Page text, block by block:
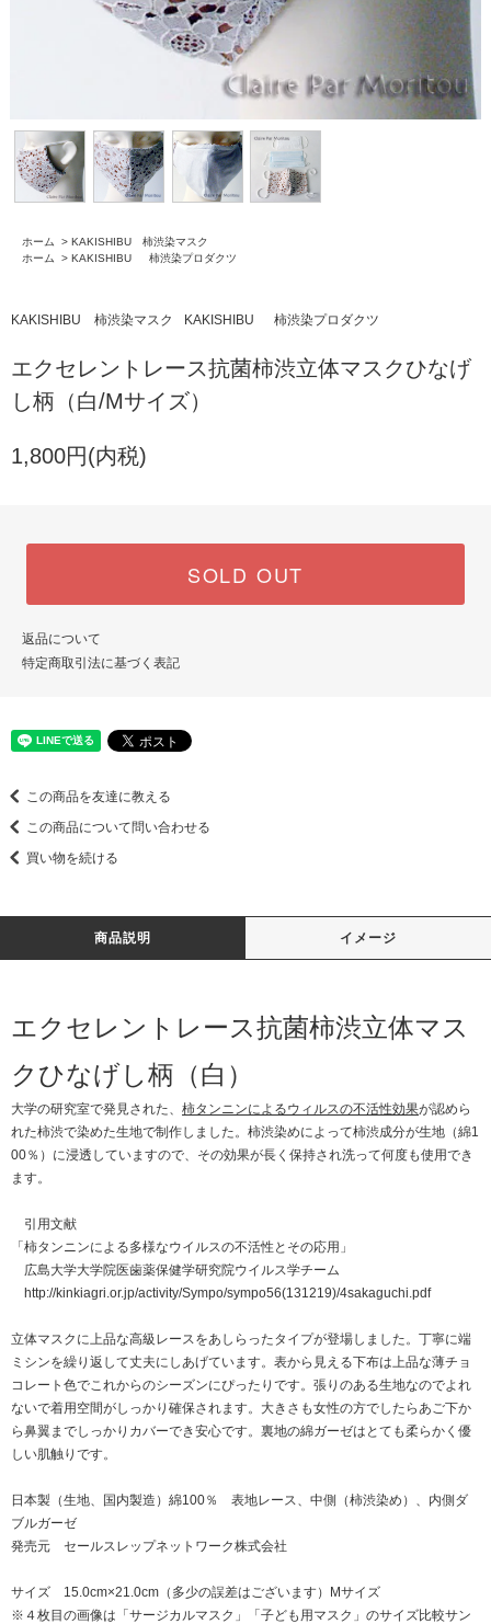
ホーム > KAKISHIBU 柿渋染マスク
ホーム
> KAKISHIBU 柿渋染プロダクツ
KAKISHIBU 柿渋染マスク KAKISHIBU 柿渋染プロダクツ
エクセレントレース抗菌柿渋立体マスクひなげ
し柄（白/Mサイズ）
1,800円(内税)
SOLD OUT
返品について
特定商取引法に基づく表記
この商品を友達に教える
この商品について問い合わせる
買い物を続ける
商品説明 イメージ
エクセレントレース抗菌柿渋立体マス
クひなげし柄（白）
大学の研究室で発見された、 柿タンニンによるウィルスの不活性効果が認めら
れた柿渋で染めた生地で制作しました。柿渋染めによって柿渋成分が生地（綿1
00％）に浸透していますので、その効果が長く保持され洗って何度も使用でき
ます。
引用文献
「柿タンニンによる多様なウイルスの不活性とその応用」
広島大学大学院医歯薬保健学研究院ウイルス学チーム
http://kinkiagri.or.jp/activity/Sympo/sympo56(131219)/4sakaguchi.pdf
立体マスクに上品な高級レースをあしらったタイプが登場しました。丁寧に端
ミシンを繰り返して丈夫にしあげています。表から見える下布は上品な薄チョ
コレート色でこれからのシーズンにぴったりです。張りのある生地なのでよれ
ないで着用空間がしっかり確保されます。大きさも女性の方でしたらあご下か
ら鼻翼までしっかりカバーでき安心です。裏地の綿ガーゼはとても柔らかく優
しい肌触りです。
日本製（生地、国内製造）綿100％ 表地レース、中側（柿渋染め）、内側ダ
ブルガーゼ
発売元 セールスレップネットワーク株式会社
サイズ 15.0cm×21.0cm（多少の誤差はございます）Mサイズ
※４枚目の画像は「サージカルマスク」「子ども用マスク」のサイズ比較サン